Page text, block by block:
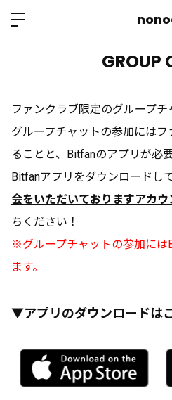
GROUP
ファンクラブ限定のグループチ
グループチャットの参加には
ることと、Bitfanのアプリが必
Bitfanアプリをダウンロードして
会をいただいておりますアカ
ちください！
※グループチャットの参加には
ます。
▼アプリのダウンロードは